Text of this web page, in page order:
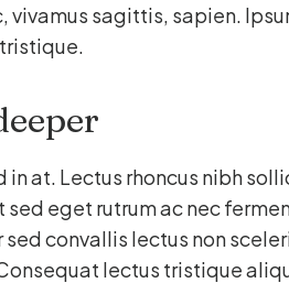
vivamus sagittis, sapien.
at. Lectus rhoncus nibh
eget rutrum ac nec
convallis lectus non
lectus tristique